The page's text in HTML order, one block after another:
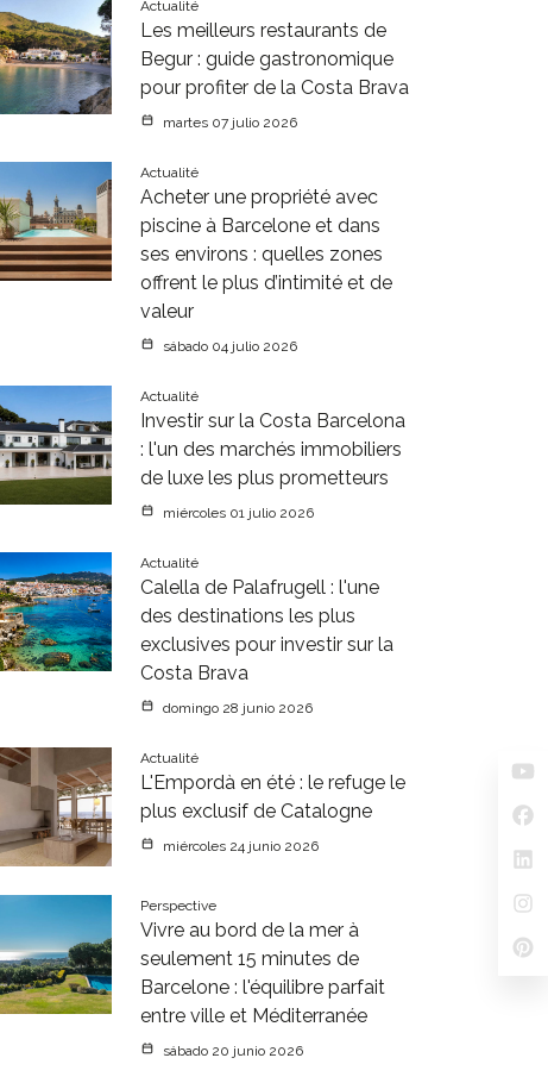
Actualité
Les meilleurs restaurants de
Begur : guide gastronomique
pour profiter de la Costa Brava
martes 07 julio 2026
Actualité
Acheter une propriété avec
piscine à Barcelone et dans
ses environs : quelles zones
offrent le plus d’intimité et de
valeur
sábado 04 julio 2026
Actualité
Investir sur la Costa Barcelona
: l'un des marchés immobiliers
de luxe les plus prometteurs
miércoles 01 julio 2026
Actualité
Calella de Palafrugell : l'une
des destinations les plus
exclusives pour investir sur la
Costa Brava
domingo 28 junio 2026
Actualité
L'Empordà en été : le refuge le
plus exclusif de Catalogne
miércoles 24 junio 2026
Perspective
Vivre au bord de la mer à
seulement 15 minutes de
Barcelone : l'équilibre parfait
entre ville et Méditerranée
sábado 20 junio 2026